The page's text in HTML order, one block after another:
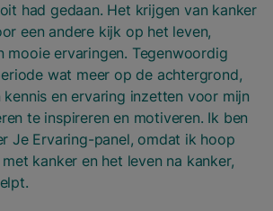
had gedaan. Het krijgen van kanker
een andere kijk op het leven,
mooie ervaringen. Tegenwoordig
wat meer op de achtergrond,
en ervaring inzetten voor mijn
te inspireren en motiveren. Ik ben
Je Ervaring-panel, omdat ik hoop
kanker en het leven na kanker,